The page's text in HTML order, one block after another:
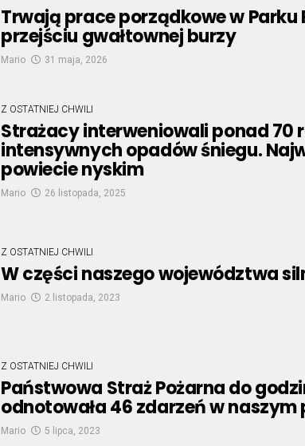
Trwają prace porządkowe w Parku
przejściu gwałtownej burzy
Mario 31 maja, 2026
Z OSTATNIEJ CHWILI
Strażacy interweniowali ponad 70
intensywnych opadów śniegu.
powiecie nyskim
Mario 26 listopada, 2025
Z OSTATNIEJ CHWILI
W części naszego województwa
Mario 2 listopada, 2023
Z OSTATNIEJ CHWILI
Państwowa Straż Pożarna do
odnotowała 46 zdarzeń w naszym
Mario 5 lipca, 2023